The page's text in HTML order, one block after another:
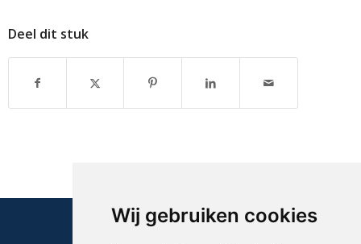
Wij gebruiken cookies
Deel dit stuk